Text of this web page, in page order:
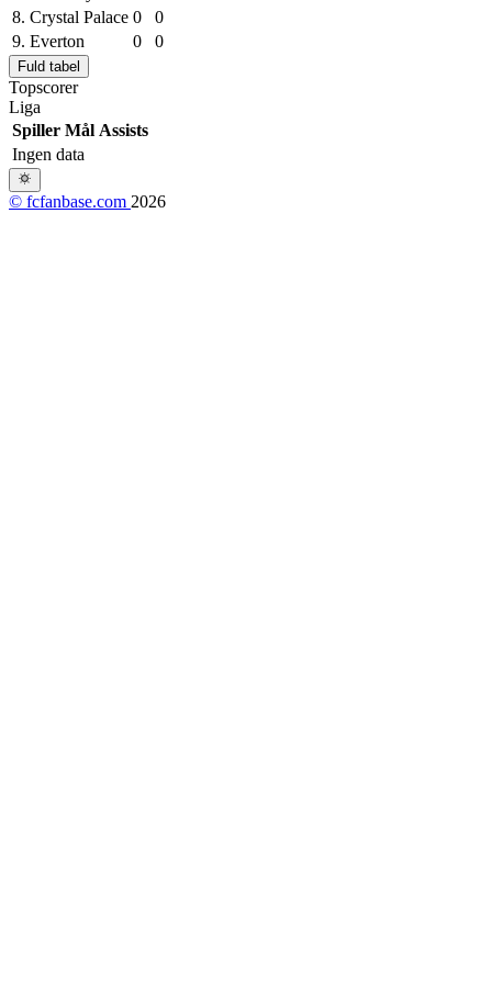
8. Crystal Palace 0
0
9. Everton 0 0
Fuld tabel
Topscorer
Liga
Spiller Mål Assists
Ingen data
© fcfanbase.com 2026